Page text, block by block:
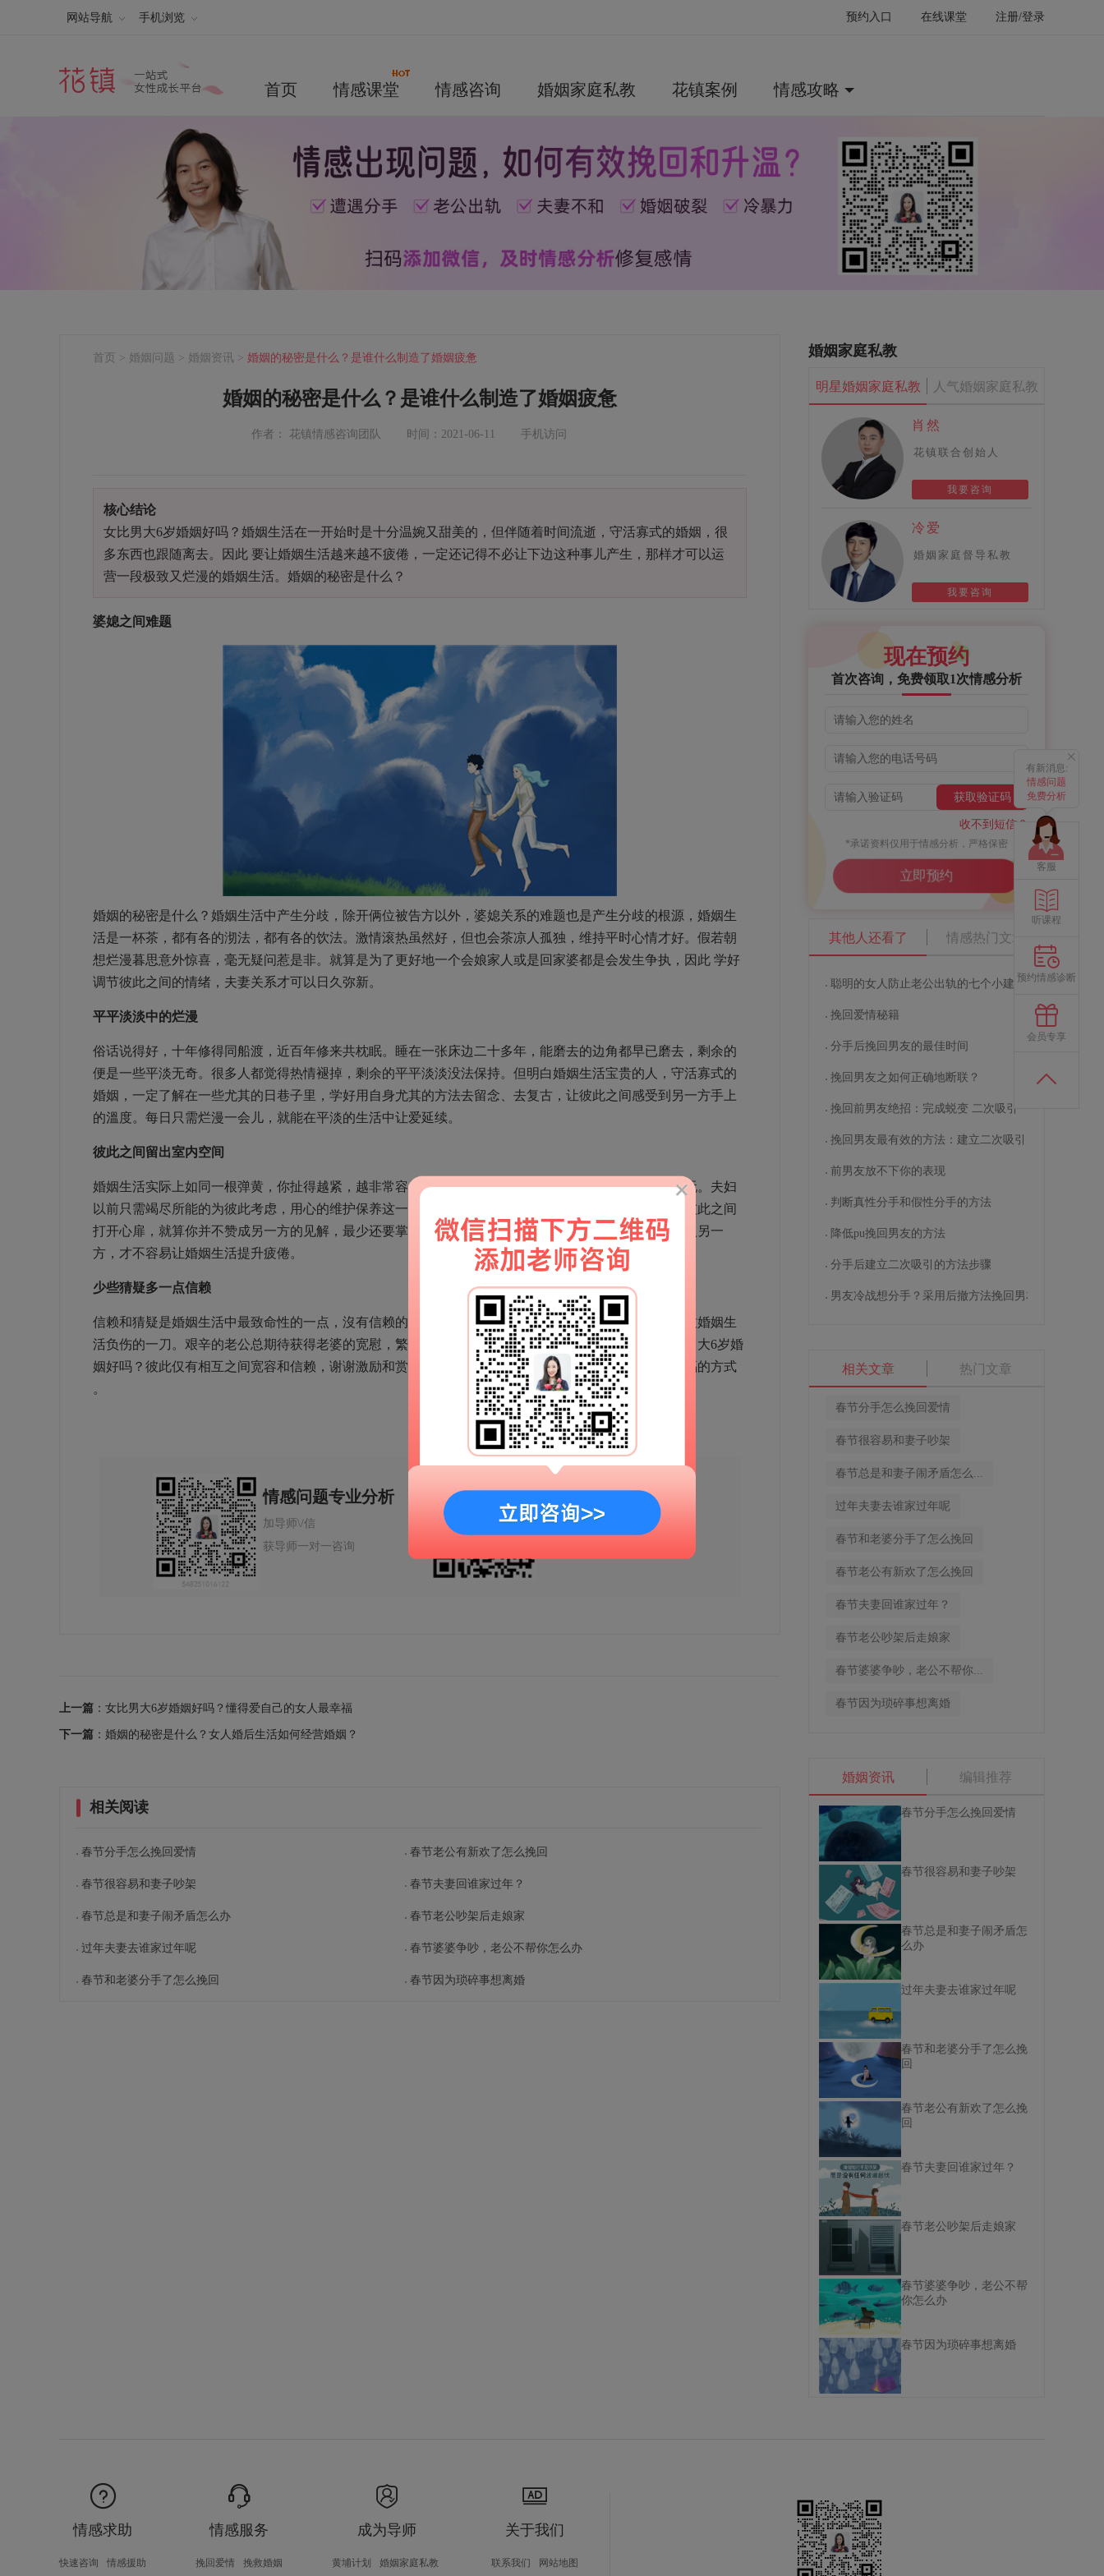
预约入口 在线课堂 注册/登录
网站导航 手机浏览
首页 情感课堂 情感咨询 婚姻家庭私教 花镇案例 情感攻略
首页 > 婚姻问题 > 婚姻资讯 > 婚姻的秘密是什么？是谁什么制造了婚姻疲惫
婚姻的秘密是什么？是谁什么制造了婚姻疲惫
作者： 花镇情感咨询团队 时间：2021-06-11 手机访问
核心结论
女比男大6岁婚姻好吗？婚姻生活在一开始时是十分温婉又甜美的，但伴随着时间流逝，守活寡式的婚姻，很
多东西也跟随离去。因此 要让婚姻生活越来越不疲倦，一定还记得不必让下边这种事儿产生，那样才可以运
营一段极致又烂漫的婚姻生活。婚姻的秘密是什么？
婆媳之间难题
婚姻的秘密是什么？婚姻生活中产生分歧，除开俩位被告方以外，婆媳关系的难题也是产生分歧的根源，婚姻生
活是一杯茶，都有各的沏法，都有各的饮法。激情滚热虽然好，但也会茶凉人孤独，维持平时心情才好。假若朝
想烂漫暮思意外惊喜，毫无疑问惹是非。就算是为了更好地一个会娘家人或是回家婆都是会发生争执，因此 学好
调节彼此之间的情绪，夫妻关系才可以日久弥新。
平平淡淡中的烂漫
俗话说得好，十年修得同船渡，近百年修来共枕眠。睡在一张床边二十多年，能磨去的边角都早已磨去，剩余的
便是一些平淡无奇。很多人都觉得热情褪掉，剩余的平平淡淡没法保持。但明白婚姻生活宝贵的人，守活寡式的
婚姻，一定了解在一些尤其的日巷子里，学好用自身尤其的方法去留念、去复古，让彼此之间感受到另一方手上
的溫度。每日只需烂漫一会儿，就能在平淡的生活中让爱延续。
彼此之间留出室内空间
婚姻生活实际上如同一根弹黄，你扯得越紧，越非常容易破裂，就好像女人管的越紧，男人越想摆脱去玩。夫妇
以前只需竭尽所能的为彼此考虑，用心的维护保养这一段婚姻生活，交往技巧的密秘，还取决于可以向彼此之间
打开心扉，就算你并不赞成另一方的见解，最少还要掌握另一方在想干什么。热情褪掉后，还要学好融入另一
方，才不容易让婚姻生活提升疲倦。
少些猜疑多一点信赖
信赖和猜疑是婚姻生活中最致命性的一点，沒有信赖的婚姻生活不是幸福快乐的，与此同时猜疑也是导致婚姻生
活负伤的一刀。艰辛的老公总期待获得老婆的宽慰，繁忙的老婆与此同时或许要老公的温暖关爱。女比男大6岁婚
姻好吗？彼此仅有相互之间宽容和信赖，谢谢激励和赏析，多谢关心和关爱，它是让婚姻生活愈来愈幸福的方式
。
情感问题专业分析
加导师\/信
获导师一对一咨询
移动端官网
扫一扫
上一篇 ：女比男大6岁婚姻好吗？懂得爱自己的女人最幸福
下一篇 ：婚姻的秘密是什么？女人婚后生活如何经营婚姻？
相关阅读
春节分手怎么挽回爱情
春节很容易和妻子吵架
春节总是和妻子闹矛盾怎么办
过年夫妻去谁家过年呢
春节和老婆分手了怎么挽回
春节老公有新欢了怎么挽回
春节夫妻回谁家过年？
春节老公吵架后走娘家
春节婆婆争吵，老公不帮你怎么办
春节因为琐碎事想离婚
婚姻家庭私教
明星婚姻家庭私教 人气婚姻家庭私教
肖然
花镇联合创始人
我要咨询
冷爱
婚姻家庭督导私教
我要咨询
现在预约
首次咨询，免费领取1次情感分析
获取验证码
收不到短信？
*承诺资料仅用于情感分析，严格保密
立即预约
其他人还看了 情感热门文章
聪明的女人防止老公出轨的七个小建议
挽回爱情秘籍
分手后挽回男友的最佳时间
挽回男友之如何正确地断联？
挽回前男友绝招：完成蜕变 二次吸引
挽回男友最有效的方法：建立二次吸引
前男友放不下你的表现
判断真性分手和假性分手的方法
降低pu挽回男友的方法
分手后建立二次吸引的方法步骤
男友冷战想分手？采用后撤方法挽回男友
相关文章 热门文章
春节分手怎么挽回爱情
春节很容易和妻子吵架
春节总是和妻子闹矛盾怎么...
过年夫妻去谁家过年呢
春节和老婆分手了怎么挽回
春节老公有新欢了怎么挽回
春节夫妻回谁家过年？
春节老公吵架后走娘家
春节婆婆争吵，老公不帮你...
春节因为琐碎事想离婚
婚姻资讯 编辑推荐
春节分手怎么挽回爱情
春节很容易和妻子吵架
春节总是和妻子闹矛盾怎
么办
过年夫妻去谁家过年呢
春节和老婆分手了怎么挽
回
春节老公有新欢了怎么挽
回
春节夫妻回谁家过年？
春节老公吵架后走娘家
春节婆婆争吵，老公不帮
你怎么办
春节因为琐碎事想离婚
情感求助
快速咨询 情感援助
情感服务
挽回爱情 挽救婚姻
成为导师
黄埔计划 婚姻家庭私教
关于我们
联系我们 网站地图
有新消息:
情感问题
免费分析
客服
听课程
预约情感诊断
会员专享